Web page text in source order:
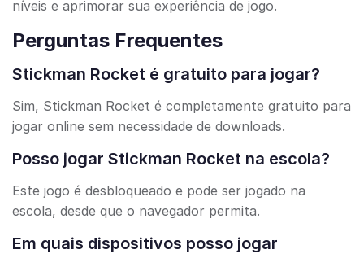
níveis e aprimorar sua experiência de jogo.
Perguntas Frequentes
Stickman Rocket é gratuito para jogar?
Sim, Stickman Rocket é completamente gratuito para
jogar online sem necessidade de downloads.
Posso jogar Stickman Rocket na escola?
Este jogo é desbloqueado e pode ser jogado na
escola, desde que o navegador permita.
Em quais dispositivos posso jogar